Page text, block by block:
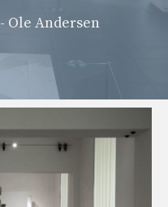
- Ole Andersen